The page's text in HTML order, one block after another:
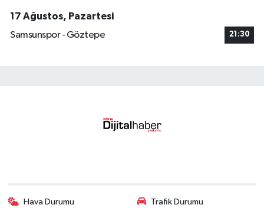
17 Ağustos, Pazartesi
Samsunspor - Göztepe
21:30
Hava Durumu Trafik Durumu